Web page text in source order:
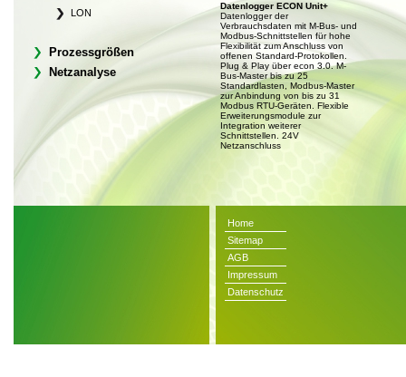
LON
Prozessgrößen
Netzanalyse
Datenlogger ECON Unit+
Datenlogger der
Verbrauchsdaten mit M-Bus- und
Modbus-Schnittstellen für hohe
Flexibilität zum Anschluss von
offenen Standard-Protokollen.
Plug & Play über econ 3.0. M-
Bus-Master bis zu 25
Standardlasten, Modbus-Master
zur Anbindung von bis zu 31
Modbus RTU-Geräten. Flexible
Erweiterungsmodule zur
Integration weiterer
Schnittstellen. 24V
Netzanschluss
Home
Sitemap
AGB
Impressum
Datenschutz